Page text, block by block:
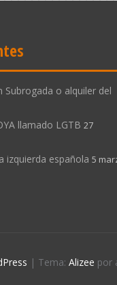
Subrogada o alquiler del
llamado LGTB 27
izquierda española 5
| Tema: Alizee por